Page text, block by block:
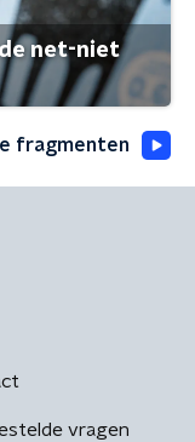
net-niet
fragmenten
vragen